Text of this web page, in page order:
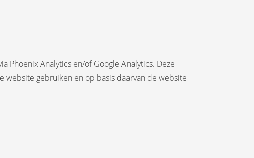
Phoenix Analytics en/of Google Analytics. Deze
gebruiken en op basis daarvan de website